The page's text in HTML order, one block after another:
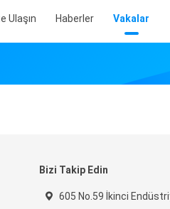
Ulaşın Haberler Vakalar
Bizi Takip Edin
605 No.59 İkinci